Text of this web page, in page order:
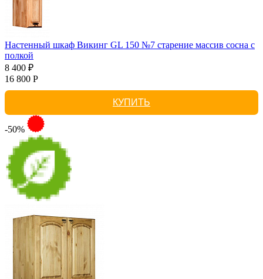
Настенный шкаф Викинг GL 150 №7 старение массив сосна с
полкой
8 400 ₽
16 800 Р
КУПИТЬ
-50%